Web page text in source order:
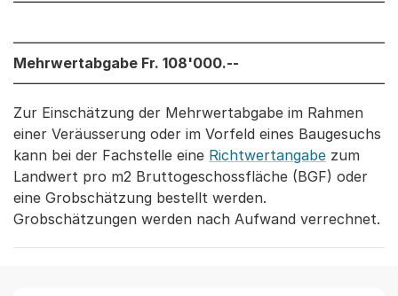
Mehrwertabgabe Fr. 108'000.--
Zur Einschätzung der Mehrwertabgabe im Rahmen
einer Veräusserung oder im Vorfeld eines Baugesuchs
kann bei der Fachstelle eine Richtwertangabe zum
Landwert pro m2 Bruttogeschossfläche (BGF) oder
eine Grobschätzung bestellt werden.
Grobschätzungen werden nach Aufwand verrechnet.